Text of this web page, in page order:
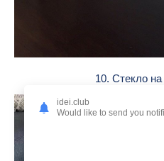
10. Стекло
idei.club
Would like to send you